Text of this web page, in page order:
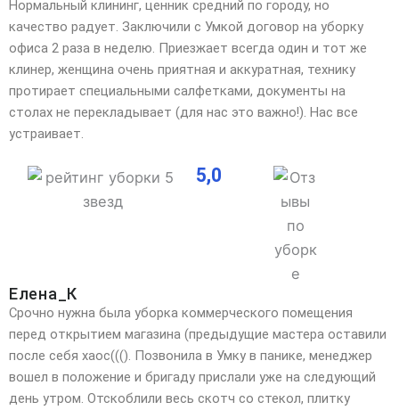
Нормальный клининг, ценник средний по городу, но
качество радует. Заключили с Умкой договор на уборку
офиса 2 раза в неделю. Приезжает всегда один и тот же
клинер, женщина очень приятная и аккуратная, технику
протирает специальными салфетками, документы на
столах не перекладывает (для нас это важно!). Нас все
устраивает.
5,0
Елена_К
Срочно нужна была уборка коммерческого помещения
перед открытием магазина (предыдущие мастера оставили
после себя хаос(((). Позвонила в Умку в панике, менеджер
вошел в положение и бригаду прислали уже на следующий
день утром. Отскоблили весь скотч со стекол, плитку